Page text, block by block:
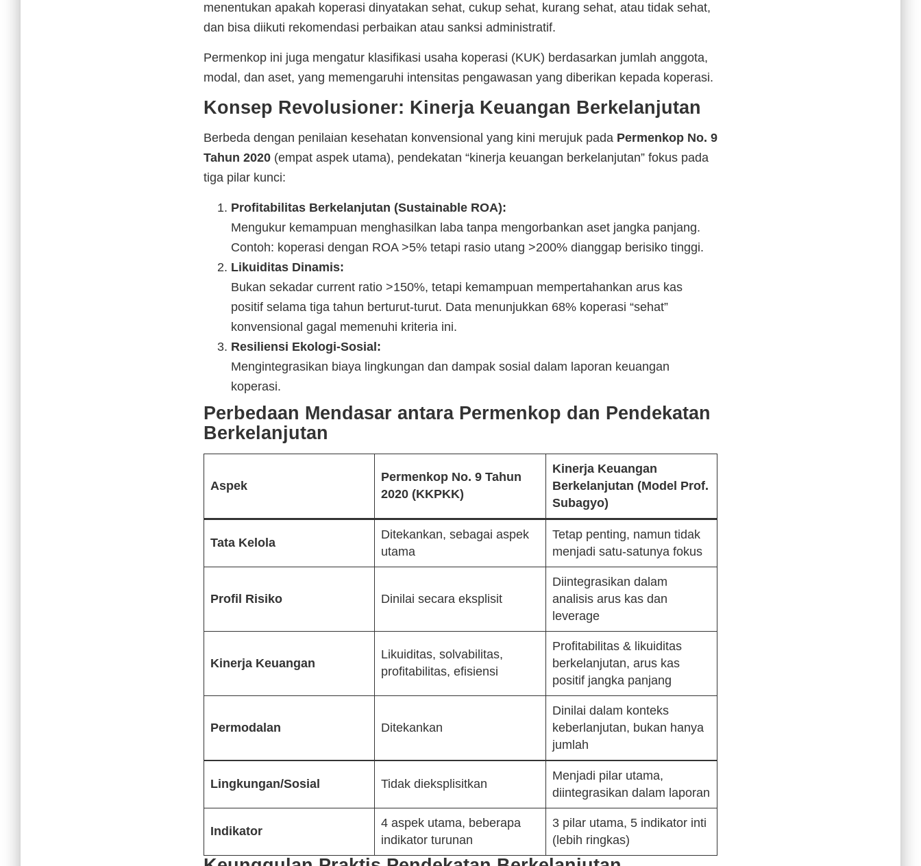
menentukan apakah koperasi dinyatakan sehat, cukup sehat, kurang sehat, atau tidak sehat,
dan bisa diikuti rekomendasi perbaikan atau sanksi administratif.
Permenkop ini juga mengatur klasifikasi usaha koperasi (KUK) berdasarkan jumlah anggota,
modal, dan aset, yang memengaruhi intensitas pengawasan yang diberikan kepada koperasi.
Konsep Revolusioner: Kinerja Keuangan Berkelanjutan
Berbeda dengan penilaian kesehatan konvensional yang kini merujuk pada Permenkop No. 9
Tahun 2020 (empat aspek utama), pendekatan “kinerja keuangan berkelanjutan” fokus pada
tiga pilar kunci:
Profitabilitas Berkelanjutan (Sustainable ROA):
Mengukur kemampuan menghasilkan laba tanpa mengorbankan aset jangka panjang.
Contoh: koperasi dengan ROA >5% tetapi rasio utang >200% dianggap berisiko tinggi.
Likuiditas Dinamis:
Bukan sekadar current ratio >150%, tetapi kemampuan mempertahankan arus kas
positif selama tiga tahun berturut-turut. Data menunjukkan 68% koperasi “sehat”
konvensional gagal memenuhi kriteria ini.
Resiliensi Ekologi-Sosial:
Mengintegrasikan biaya lingkungan dan dampak sosial dalam laporan keuangan
koperasi.
Perbedaan Mendasar antara Permenkop dan Pendekatan
Berkelanjutan
Aspek
Permenkop No. 9 Tahun
2020 (KKPKK)
Kinerja Keuangan
Berkelanjutan (Model Prof.
Subagyo)
Tata Kelola
Ditekankan, sebagai aspek
utama
Tetap penting, namun tidak
menjadi satu-satunya fokus
Profil Risiko Dinilai secara eksplisit
Diintegrasikan dalam
analisis arus kas dan
leverage
Kinerja Keuangan
Likuiditas, solvabilitas,
profitabilitas, efisiensi
Profitabilitas & likuiditas
berkelanjutan, arus kas
positif jangka panjang
Permodalan Ditekankan
Dinilai dalam konteks
keberlanjutan, bukan hanya
jumlah
Lingkungan/Sosial Tidak dieksplisitkan
Menjadi pilar utama,
diintegrasikan dalam laporan
Indikator
4 aspek utama, beberapa
indikator turunan
3 pilar utama, 5 indikator inti
(lebih ringkas)